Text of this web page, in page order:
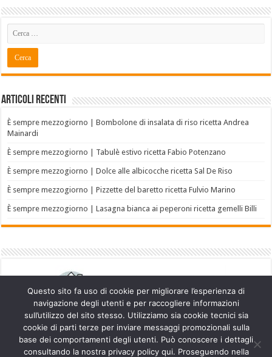
Articoli recenti
È sempre mezzogiorno | Bombolone di insalata di riso ricetta Andrea
Mainardi
È sempre mezzogiorno | Tabulè estivo ricetta Fabio Potenzano
È sempre mezzogiorno | Dolce alle albicocche ricetta Sal De Riso
È sempre mezzogiorno | Pizzette del baretto ricetta Fulvio Marino
È sempre mezzogiorno | Lasagna bianca ai peperoni ricetta gemelli Billi
Questo sito fa uso di cookie per migliorare l’esperienza di
navigazione degli utenti e per raccogliere informazioni
sull’utilizzo del sito stesso. Utilizziamo sia cookie tecnici sia
cookie di parti terze per inviare messaggi promozionali sulla
base dei comportamenti degli utenti. Può conoscere i dettagli
consultando la nostra privacy policy qui. Proseguendo nella